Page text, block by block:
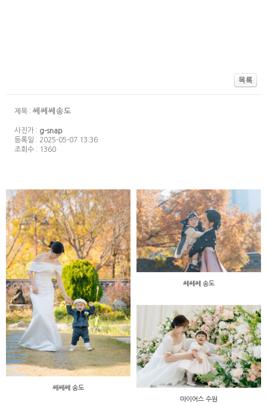
제목 : 쎄쎄쎄송도
사진가 : g-snap
등록일 : 2025-05-07 13:36
조회수 : 1360
쎄쎄쎄 송도
쎄쎄쎄 송도
마이어스 수원